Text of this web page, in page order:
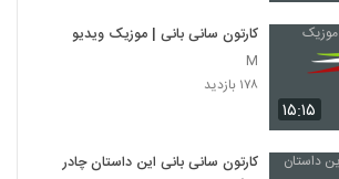
۱۵:۱۵
کارتون سانی بانی | موزیک ویدیو
M
۱۷۸ بازدید
کارتون سانی بانی این داستان چادر